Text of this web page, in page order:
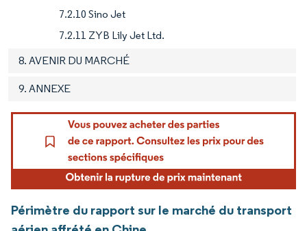
7.2.10 Sino Jet
7.2.11 ZYB Lily Jet Ltd.
8. AVENIR DU MARCHÉ
9. ANNEXE
Périmètre du rapport sur le marché du transport